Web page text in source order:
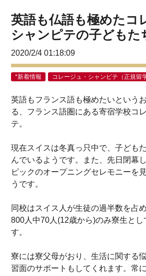
英語も仏語も極めたコ
シャンピテの子どもた
2020/2/4 01:18:09
*新着情報 コレージュ・シャンピテ（正規留学
英語もフランス語も極めたいという
る、フランス語圏にある寄宿学校コ
テ。
現在スイスは冬真っ只中で、子ども
んでいるようです。また、先日閉幕
ピックのオープニングセレモニーを
うです。
同校はスイス人が生徒の過半数を占
800人中70人(12歳から)のみ寮生とし
す。
寮には寮父母がおり、生活に関する
習面のサポートもしてくれます。常